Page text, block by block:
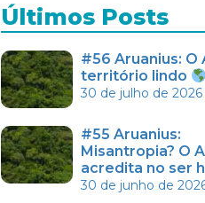
Últimos Posts
#56 Aruanius: O
território lindo
30 de julho de 2026
#55 Aruanius:
Misantropia? O
acredita no ser
30 de junho de